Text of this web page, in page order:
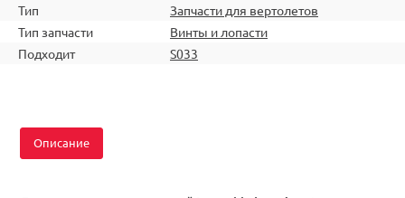
Тип
Запчасти для вертолетов
Тип запчасти
Винты и лопасти
Подходит
S033
Описание